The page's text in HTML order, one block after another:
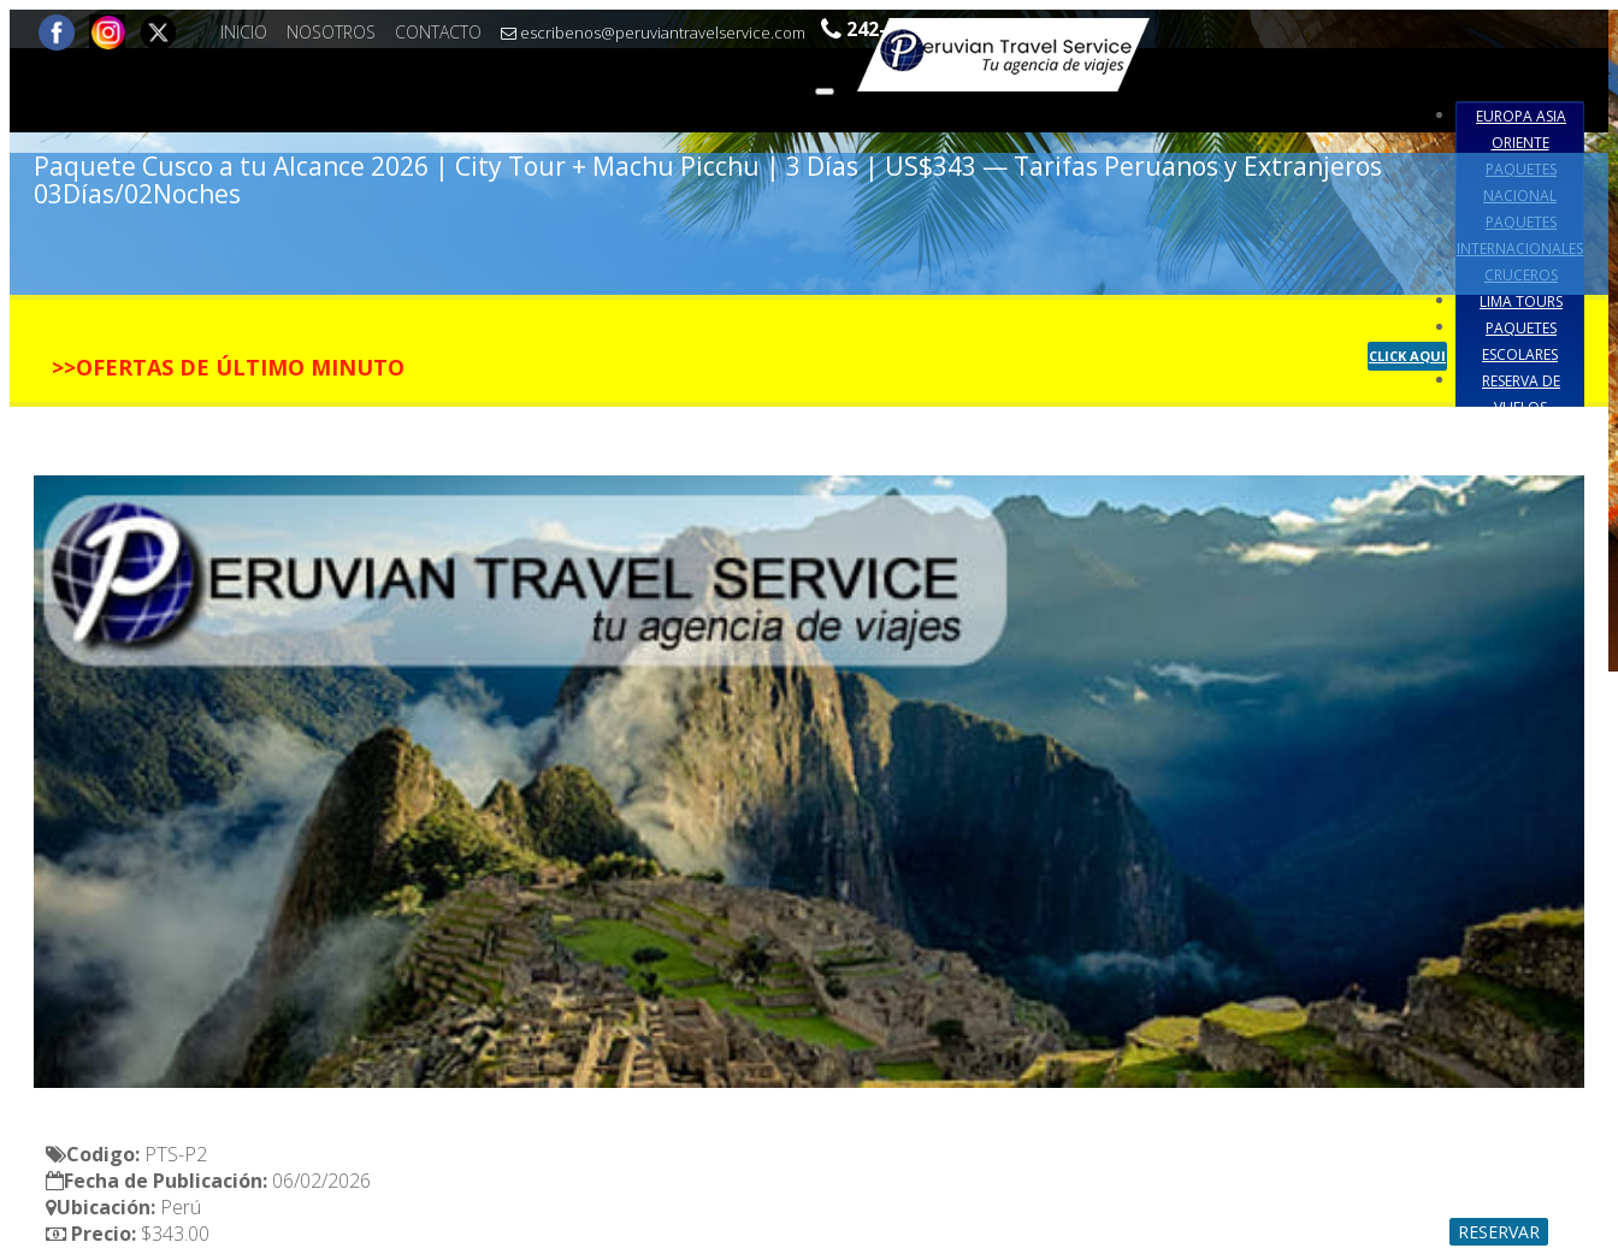
INICIO NOSOTROS CONTACTO escribenos@peruviantravelservice.com 242-7309 |990386973
EUROPA ASIA
ORIENTE
PAQUETES
NACIONAL
PAQUETES
INTERNACIONALES
CRUCEROS
LIMA TOURS
PAQUETES
ESCOLARES
RESERVA DE
VUELOS
Paquete Cusco a tu Alcance 2026 | City Tour + Machu Picchu | 3 Días | US$343 — Tarifas Peruanos y Extranjeros
03Días/02Noches
>>OFERTAS DE ÚLTIMO MINUTO CLICK AQUI
Codigo:
Fecha de Publicación:
Ubicación:
Precio: $343.00 RESERVAR